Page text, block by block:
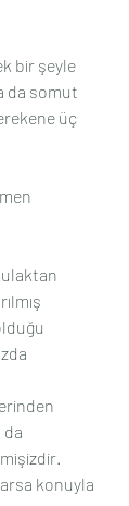
bir şeyle
da somut
üç
da
konuyla